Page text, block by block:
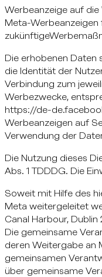
Werbeanzeige auf
Meta-
Die erhobenen Daten
die Identität der
Verbindung zum
Werbezwecke,
https://de-
Werbeanzeigen auf
Verwendung der
Die Nutzung dieses
Abs. 1 TDDDG. Die
Soweit mit Hilfe des
Meta weitergeleitet
Canal Harbour,
Die gemeinsame
deren Weitergabe an
gemeinsamen
über gemeinsame